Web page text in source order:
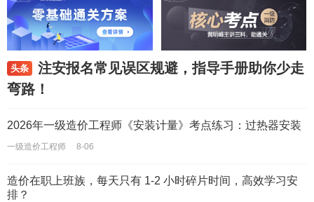
头条
注安报名常见误区规避，指导手册助你少走
弯路！
2026年一级造价工程师《安装计量》考点练习：过热器安装
一级造价工程师 8-06
造价在职上班族，每天只有 1-2 小时碎片时间，高效学习安
排？